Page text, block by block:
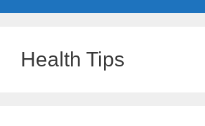
Health Tips